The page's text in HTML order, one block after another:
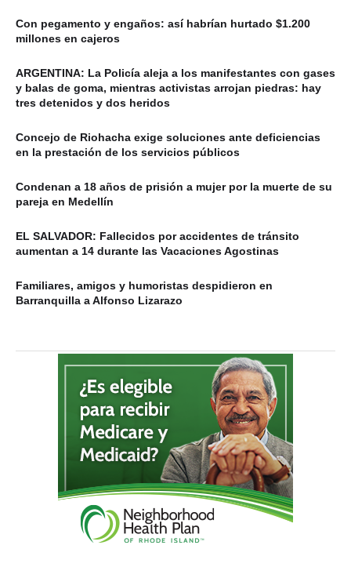
Con pegamento y engaños: así habrían hurtado $1.200
millones en cajeros
ARGENTINA: La Policía aleja a los manifestantes con gases
y balas de goma, mientras activistas arrojan piedras: hay
tres detenidos y dos heridos
Concejo de Riohacha exige soluciones ante deficiencias
en la prestación de los servicios públicos
Condenan a 18 años de prisión a mujer por la muerte de su
pareja en Medellín
EL SALVADOR: Fallecidos por accidentes de tránsito
aumentan a 14 durante las Vacaciones Agostinas
Familiares, amigos y humoristas despidieron en
Barranquilla a Alfonso Lizarazo